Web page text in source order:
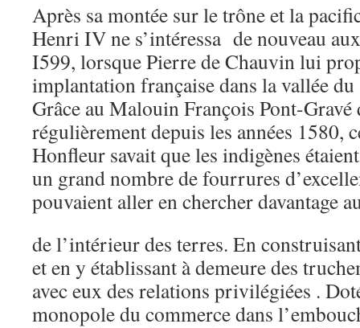
Après sa montée sur le trône et la
Henri IV ne s’intéressa de nouveau
I599, lorsque Pierre de Chauvin lui
implantation française dans la vallée
Grâce au Malouin François Pont-
régulièrement depuis les années 1580,
Honfleur savait que les indigènes
un grand nombre de fourrures
pouvaient aller en chercher davantage
de l’intérieur des terres. En
et en y établissant à demeure des
avec eux des relations privilégiées .
monopole du commerce dans